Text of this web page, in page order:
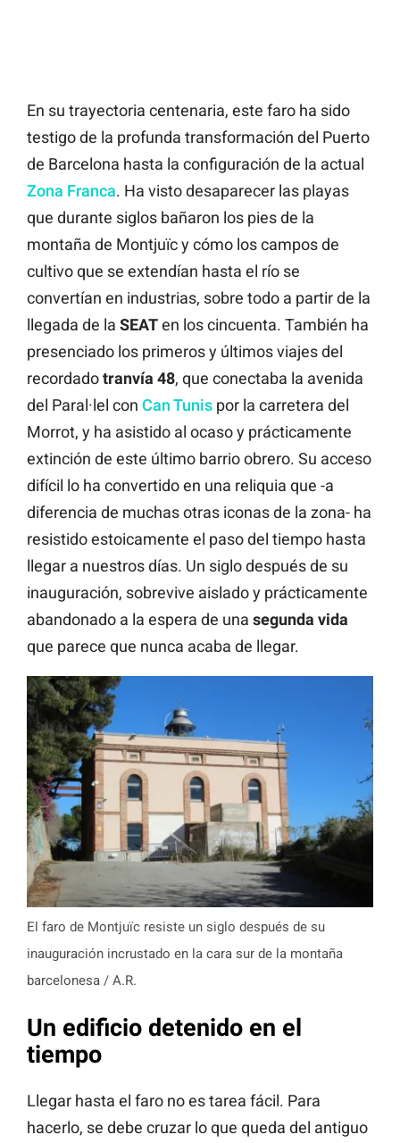
En su trayectoria centenaria, este faro ha sido
testigo de la profunda transformación del Puerto
de Barcelona hasta la configuración de la actual
Zona Franca. Ha visto desaparecer las playas
que durante siglos bañaron los pies de la
montaña de Montjuïc y cómo los campos de
cultivo que se extendían hasta el río se
convertían en industrias, sobre todo a partir de la
llegada de la SEATen los cincuenta. También ha
presenciado los primeros y últimos viajes del
recordadotranvía 48, que conectaba la avenida
del Paral·lel con Can Tunis por la carretera del
Morrot, y ha asistido al ocaso y prácticamente
extinción de este último barrio obrero. Su acceso
difícil lo ha convertido en una reliquia que -a
diferencia de muchas otras iconas de la zona- ha
resistido estoicamente el paso del tiempo hasta
llegar a nuestros días. Un siglo después de su
inauguración, sobrevive aislado y prácticamente
abandonado a la espera de una segunda vida
que parece que nunca acaba de llegar.
El faro de Montjuïc resiste un siglo después de su
inauguración incrustado en la cara sur de la montaña
barcelonesa / A.R.
Un edificio detenido en el
tiempo
Llegar hasta el faro no es tarea fácil. Para
hacerlo, se debe cruzar lo que queda del antiguo